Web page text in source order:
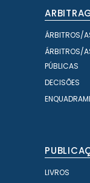
ÁRBITROS/
ÁRBITROS/
PÚBLICAS
DECISÕES
LIVROS